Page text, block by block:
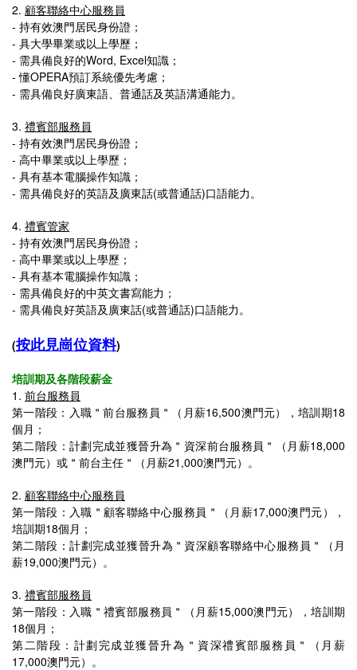
2. 顧客聯絡中心服務員
- 持有效澳門居民身份證；
- 具大學畢業或以上學歷；
- 需具備良好的Word, Excel知識 ；
-懂OPERA預訂系統優先考慮；
- 需具備良好廣東語、普通話及英語溝通能力。
3. 禮賓部服務員
- 持有效澳門居民身份證；
- 高中畢業或以上學歷；
- 具有基本電腦操作知識；
- 需具備良好的英語及廣東話(或普通話)口語能力。
4. 禮賓管家
- 持有效澳門居民身份證；
- 高中畢業或以上學歷；
- 具有基本電腦操作知識；
- 需具備良好的中英文書寫能力；
- 需具備良好英語及廣東話(或普通話)口語能力。
(按此見崗位資料)
培訓期及各階段薪金
1. 前台服務員
第一階段：入職＂前台服務員＂
（月薪16,500澳門元）
，培訓期18
個月；
第二階段：計劃完成並獲晉升為＂ 資深前台服務員 ＂（月薪18,000
澳門元）或＂ 前台主任 ＂（月薪21 ,000澳門元）。
2. 顧客聯絡中心服務員
第一階段：入職＂ 顧客聯絡中心服務員 ＂（月薪17,000澳門元），
培訓期18個月；
第二階段：計劃完成並獲晉升為＂ 資深顧客聯絡中心服務員 ＂（月
薪19,000澳門元）。
3. 禮賓部服務員
第一階段：入職＂禮賓部服務員 ＂（月薪15,000澳門元），培訓期
18個月；
第二階段：計劃完成並獲晉升為＂ 資深禮賓部服務員 ＂（月薪
17,000澳門元）。